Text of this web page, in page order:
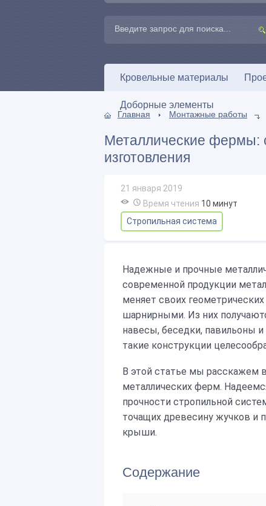
Кровельные материалы
Доборные элементы
Главная Монтажные работы
Металлические фермы:
изготовления
21 января 2019
Время чтения 10 минут
Стропильная система
Надежные и прочные
современной продукции
меняет своих
шарнирными. Из них
навесы, беседки, павильоны
такие конструкции
В этой статье мы расскажем
металлических ферм.
прочности стропильной
точащих древесину жучков и
крыши.
Содержание